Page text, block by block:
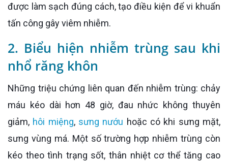
được làm sạch đúng cách, tạo điều kiện để vi khuẩn
tấn công gây viêm nhiễm.
2. Biểu hiện nhiễm trùng sau khi
nhổ răng khôn
Những triệu chứng liên quan đến nhiễm trùng: chảy
máu kéo dài hơn 48 giờ, đau nhức không thuyên
giảm, hôi miệng, sưng nướu hoặc có khi sưng mặt,
sưng vùng má. Một số trường hợp nhiễm trùng còn
kéo theo tình trạng sốt, thân nhiệt cơ thể tăng cao